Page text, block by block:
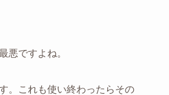
悪ですよね。
。これも使い終わったらその